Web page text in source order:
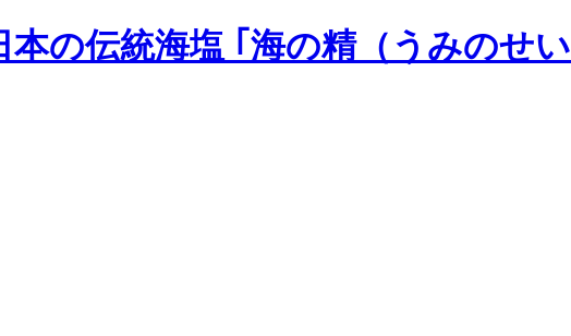
の伝統海塩 ｢海の精（うみのせ